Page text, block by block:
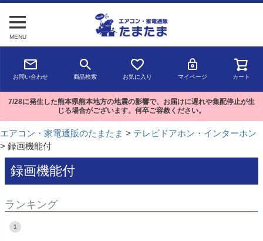
MENU
お問い合わせ 商品検索 お気に入り マイページ カート
7/28に発生した熊本県熊本地方の地震の影響で、お届けに遅れや集配停止が生
じる場合がございます。何卒ご容赦ください。
エアコン・家電通販のたまたま
テレビドアホン・インターホン
録画機能付
録画機能付
ランキング
1